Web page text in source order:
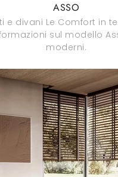
ASSO
e divani Le Comfort in
sul modello
moderni.